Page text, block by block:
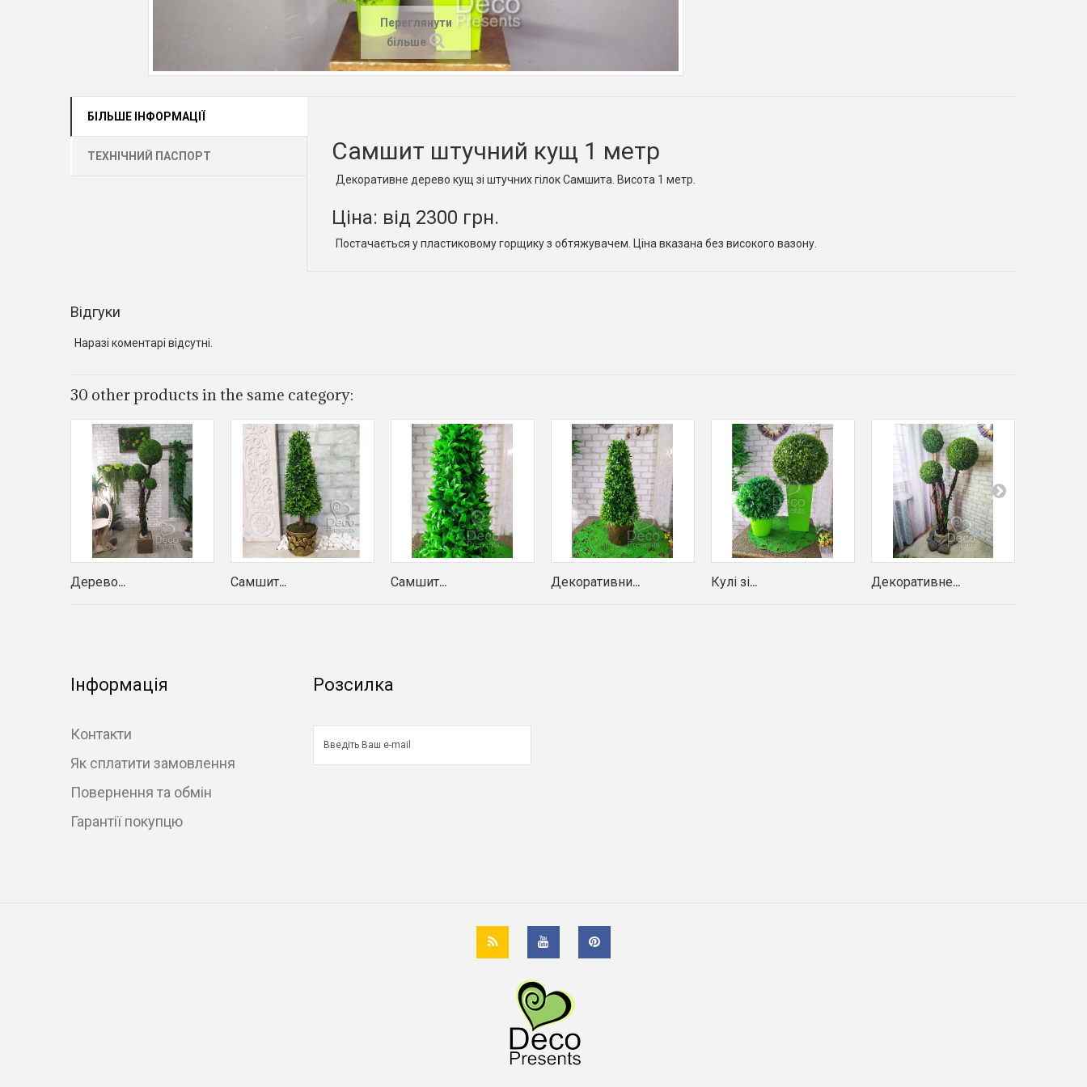
Переглянути
більше
БІЛЬШЕ ІНФОРМАЦІЇ
ТЕХНІЧНИЙ ПАСПОРТ Самшит штучний кущ 1 метр
Декоративне дерево кущ зі штучних гілок Самшита. Висота 1 метр.
Ціна: від 2300 грн.
Постачається у пластиковому горщику з обтяжувачем. Ціна вказана без високого вазону.
Відгуки
Наразі коментарі відсутні.
30 other products in the same category:
Дерево... Самшит... Самшит... Декоративни... Кулі зі... Декоративне...
Інформація
Контакти
Як сплатити замовлення
Повернення та обмін
Гарантії покупцю
Розсилка